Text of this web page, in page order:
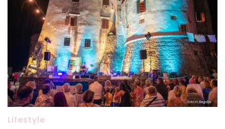
Lifestyle